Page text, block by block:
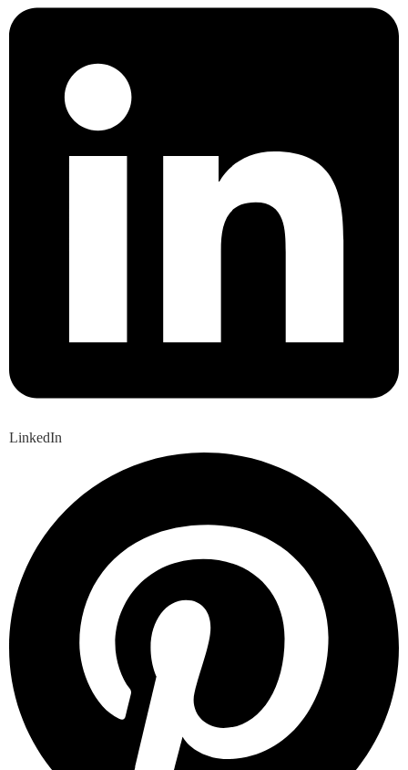
LinkedIn